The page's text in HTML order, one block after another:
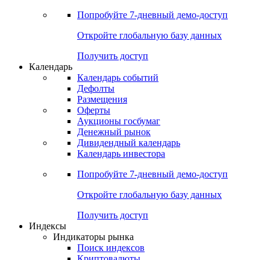
Попробуйте 7-дневный демо-доступ
Откройте глобальную базу данных
Получить доступ
Календарь
Календарь событий
Дефолты
Размещения
Оферты
Аукционы госбумаг
Денежный рынок
Дивидендный календарь
Календарь инвестора
Попробуйте 7-дневный демо-доступ
Откройте глобальную базу данных
Получить доступ
Индексы
Индикаторы рынка
Поиск индексов